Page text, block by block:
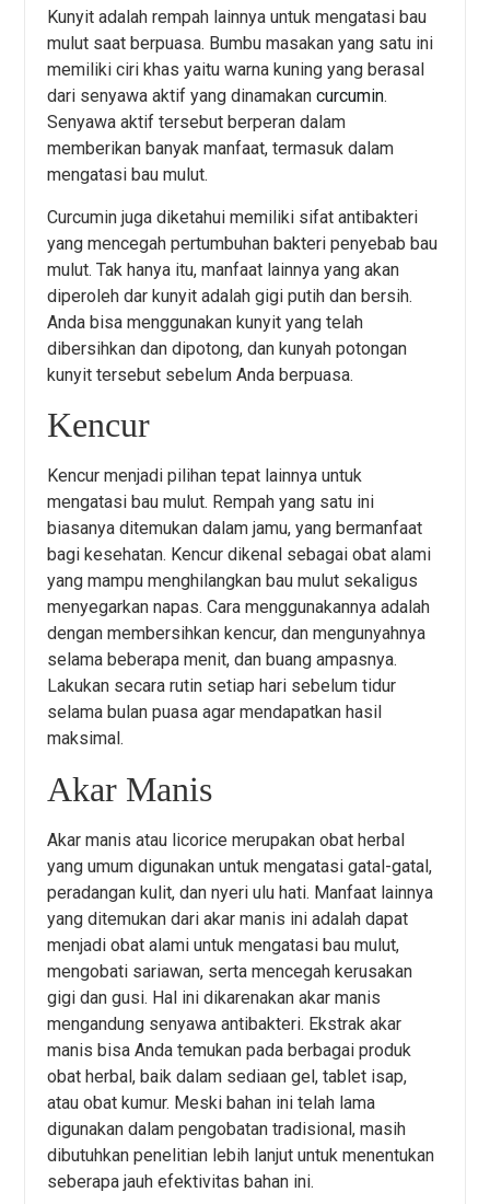
Kunyit adalah rempah lainnya untuk mengatasi bau
mulut saat berpuasa. Bumbu masakan yang satu ini
memiliki ciri khas yaitu warna kuning yang berasal
dari senyawa aktif yang dinamakancurcumin.
Senyawa aktif tersebut berperan dalam
memberikan banyak manfaat, termasuk dalam
mengatasi bau mulut.
Curcumin juga diketahui memiliki sifat antibakteri
yang mencegah pertumbuhan bakteri penyebab bau
mulut. Tak hanya itu, manfaat lainnya yang akan
diperoleh dar kunyit adalah gigi putih dan bersih.
Anda bisa menggunakan kunyit yang telah
dibersihkan dan dipotong, dan kunyah potongan
kunyit tersebut sebelum Anda berpuasa.
Kencur
Kencur menjadi pilihan tepat lainnya untuk
mengatasi bau mulut. Rempah yang satu ini
biasanya ditemukan dalam jamu, yang bermanfaat
bagi kesehatan. Kencur dikenal sebagai obat alami
yang mampu menghilangkan bau mulut sekaligus
menyegarkan napas. Cara menggunakannya adalah
dengan membersihkan kencur, dan mengunyahnya
selama beberapa menit, dan buang ampasnya.
Lakukan secara rutin setiap hari sebelum tidur
selama bulan puasa agar mendapatkan hasil
maksimal.
Akar Manis
Akar manis atau licorice merupakan obat herbal
yang umum digunakan untuk mengatasi gatal-gatal,
peradangan kulit, dan nyeri ulu hati. Manfaat lainnya
yang ditemukan dari akar manis ini adalah dapat
menjadi obat alami untuk mengatasi bau mulut,
mengobati sariawan, serta mencegah kerusakan
gigi dan gusi. Hal ini dikarenakan akar manis
mengandung senyawa antibakteri. Ekstrak akar
manis bisa Anda temukan pada berbagai produk
obat herbal, baik dalam sediaan gel, tablet isap,
atau obat kumur. Meski bahan ini telah lama
digunakan dalam pengobatan tradisional, masih
dibutuhkan penelitian lebih lanjut untuk menentukan
seberapa jauh efektivitas bahan ini.